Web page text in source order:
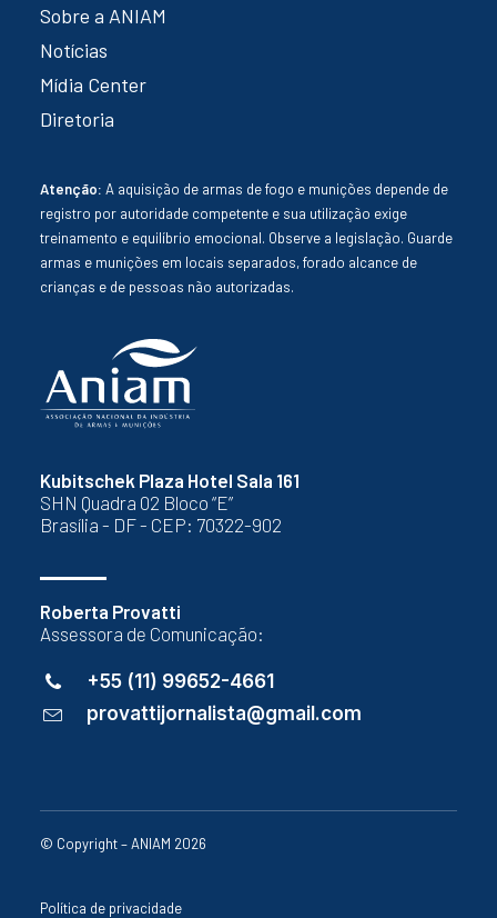
Kubitschek Plaza Hotel Sala 161
SHN Quadra 02 Bloco “E”
Brasília - DF - CEP: 70322-902
Roberta Provatti
Assessora de Comunicação:
+55 (11) 99652-4661
provattijornalista@gmail.com
Sobre a ANIAM
Notícias
Mídia Center
Diretoria
Atenção: A aquisição de armas de fogo e munições depende de
registro por autoridade competente e sua utilização exige
treinamento e equilíbrio emocional. Observe a legislação. Guarde
armas e munições em locais separados, forado alcance de
crianças e de pessoas não autorizadas.
© Copyright – ANIAM 2026
Política de privacidade